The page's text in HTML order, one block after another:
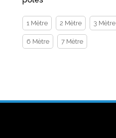
1 Mètre 2 Mètre 3 Mètre
6 Mètre 7 Mètre